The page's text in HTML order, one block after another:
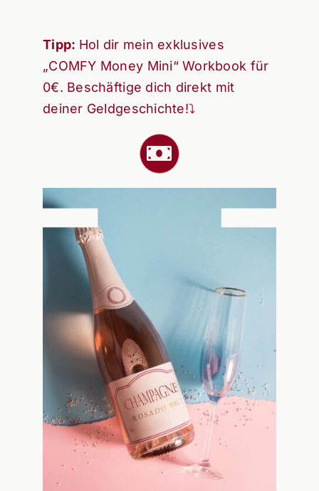
Tipp: Hol dir mein exklusives
„COMFY Money Mini“ Workbook für
0€. Beschäftige dich direkt mit
deiner Geldgeschichte!⤵